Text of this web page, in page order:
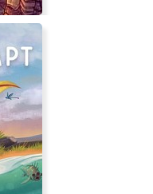
The
King